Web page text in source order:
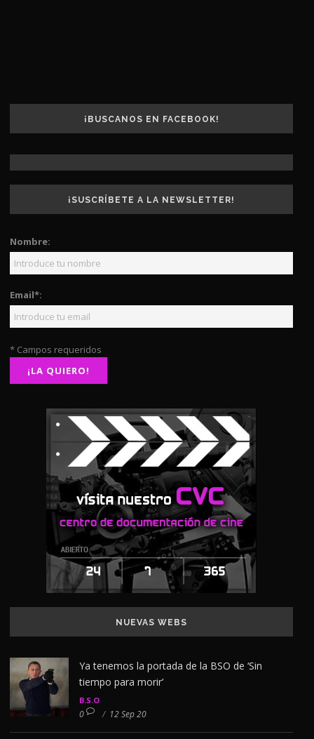
¡BUSCANOS EN FACEBOOK!
¡SUSCRÍBETE A LA NEWSLETTER!
Nombre:
Email*:
* Campos requeridos
NUEVAS WEBS
Ya tenemos la portada de la BSO de ‘Sin
tiempo para morir’
B.S.O
0 / 12 Sep 20